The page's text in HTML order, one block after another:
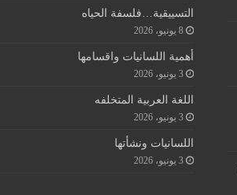
التسييقية…فلسفة الحياه
8 يونيو، 2026
أهمية اللسانيات واقسامها
3 يونيو، 2026
اللغة العربية المتخلفه
3 يونيو، 2026
اللسانيات ونشأتها
3 يونيو، 2026